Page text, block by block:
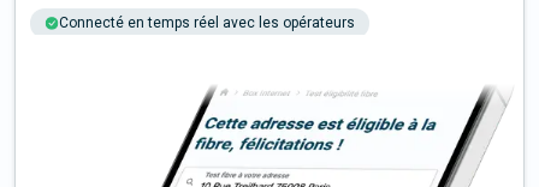
Connecté en temps réel avec les opérateurs